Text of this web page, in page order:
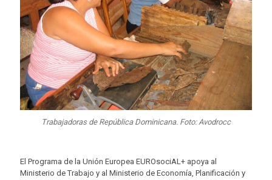
Trabajadoras de República Dominicana. Foto: Avodrocc
El Programa de la Unión Europea EUROsociAL+ apoya al
Ministerio de Trabajo y al Ministerio de Economía, Planificación y